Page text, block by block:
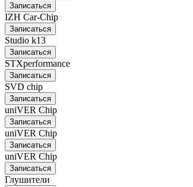
Записаться
IZH Car-Chip
Записаться
Studio k13
Записаться
STXperformance
Записаться
SVD chip
Записаться
uniVER Chip
Записаться
uniVER Chip
Записаться
uniVER Chip
Записаться
Глушители